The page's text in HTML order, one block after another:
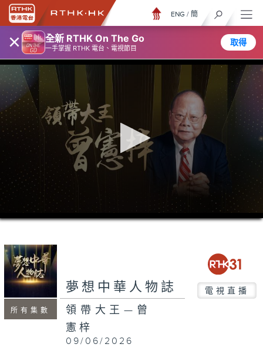
× 全新 RTHK On The Go
一手掌握 RTHK 電台、電視節目
取得
ENG / 簡
seconds
minutes,
7
seconds
所有集數
夢想中華人物誌 電視直播
領帶大王—曾
憲梓
09/06/2026